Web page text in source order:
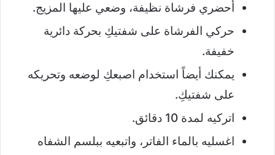
أحضري فرشاة نظيفة، وضعي عليها المزيج.
حركي الفرشاة على شفتيكِ بحركة دائرية
خفيفة.
يمكنك أيضاً استخدام اصبعكِ لوضعه وتحريكه
على شفتيكِ.
اتركيه لمدة 10 دقائق.
اغسليه بالماء الفاتر، واتبعيه ببلسم الشفاه